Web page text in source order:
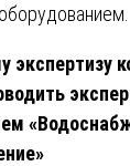
экспертизу